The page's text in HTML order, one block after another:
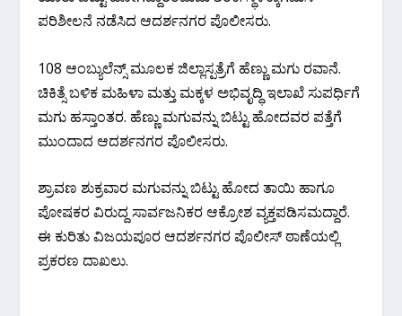
ಪರಿಶೀಲನೆ ನಡೆಸಿದ ಆದರ್ಶನಗರ ಪೊಲೀಸರು.
108 ಆಂಬ್ಯುಲೆನ್ಸ್ ಮೂಲಕ ಜಿಲ್ಲಾಸ್ಪತ್ರೆಗೆ ಹೆಣ್ಣು ಮಗು ರವಾನೆ.
ಚಿಕಿತ್ಸೆ ಬಳಿಕ ಮಹಿಳಾ ಮತ್ತು ಮಕ್ಕಳ ಅಭಿವೃದ್ಧಿ ಇಲಾಖೆ ಸುಪರ್ಧಿಗೆ
ಮಗು ಹಸ್ತಾಂತರ. ಹೆಣ್ಣು ಮಗುವನ್ನು ಬಿಟ್ಟು ಹೋದವರ ಪತ್ತೆಗೆ
ಮುಂದಾದ ಆದರ್ಶನಗರ ಪೊಲೀಸರು.
ಶ್ರಾವಣ ಶುಕ್ರವಾರ ಮಗುವನ್ನು ಬಿಟ್ಟು ಹೋದ ತಾಯಿ ಹಾಗೂ
ಪೋಷಕರ ವಿರುದ್ದ ಸಾರ್ವಜನಿಕರ ಆಕ್ರೋಶ ವ್ಯಕ್ತಪಡಿಸಮದ್ದಾರೆ.
ಈ ಕುರಿತು ವಿಜಯಪೂರ ಆದರ್ಶನಗರ ಪೊಲೀಸ್ ಠಾಣೆಯಲ್ಲಿ
ಪ್ರಕರಣ ದಾಖಲು.